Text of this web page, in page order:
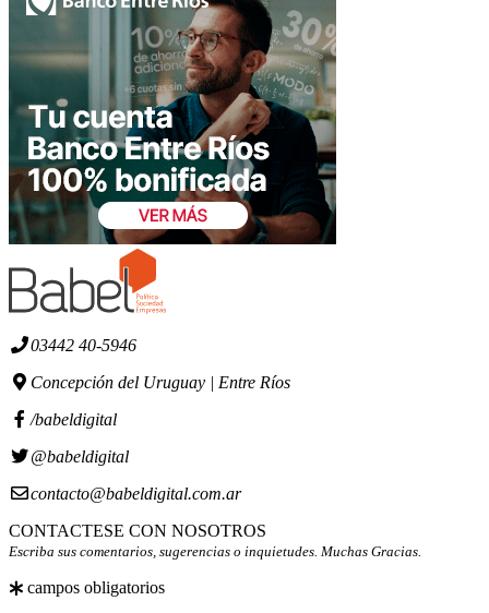
03442 40-5946
Concepción del Uruguay | Entre Ríos
/babeldigital
@babeldigital
contacto@babeldigital.com.ar
CONTACTESE CON NOSOTROS
Escriba sus comentarios, sugerencias o inquietudes. Muchas Gracias.
campos obligatorios